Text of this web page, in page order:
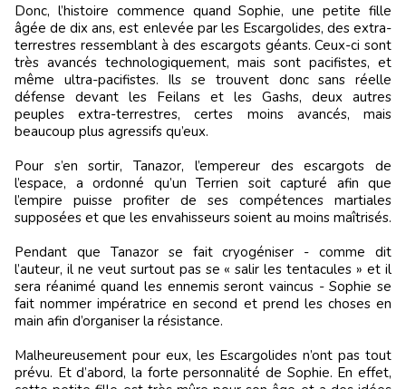
Donc, l’histoire commence quand Sophie, une petite fille
âgée de dix ans, est enlevée par les Escargolides, des extra-
terrestres ressemblant à des escargots géants. Ceux-ci sont
très avancés technologiquement, mais sont pacifistes, et
même ultra-pacifistes. Ils se trouvent donc sans réelle
défense devant les Feilans et les Gashs, deux autres
peuples extra-terrestres, certes moins avancés, mais
beaucoup plus agressifs qu’eux.
Pour s’en sortir, Tanazor, l’empereur des escargots de
l’espace, a ordonné qu’un Terrien soit capturé afin que
l’empire puisse profiter de ses compétences martiales
supposées et que les envahisseurs soient au moins maîtrisés.
Pendant que Tanazor se fait cryogéniser - comme dit
l’auteur, il ne veut surtout pas se « salir les tentacules » et il
sera réanimé quand les ennemis seront vaincus - Sophie se
fait nommer impératrice en second et prend les choses en
main afin d’organiser la résistance.
Malheureusement pour eux, les Escargolides n’ont pas tout
prévu. Et d’abord, la forte personnalité de Sophie. En effet,